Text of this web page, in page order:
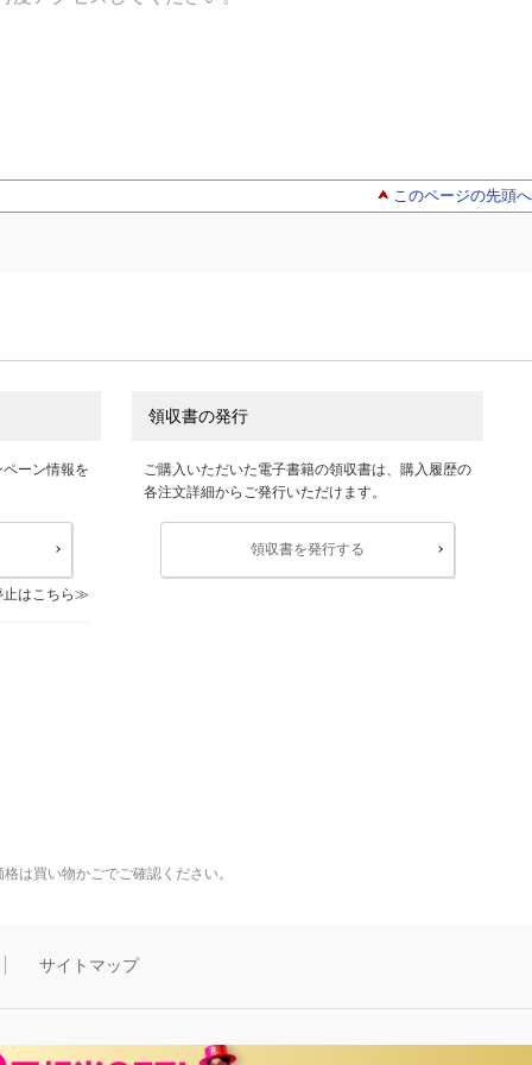
このページの先頭へ
ーン情報を
はこちら
領収書の発行
ご購入いただいた電子書籍の領収書は、購入履歴の
各注文詳細からご発行いただけます。
領収書を発行する
は買い物かごでご確認ください。
サイトマップ